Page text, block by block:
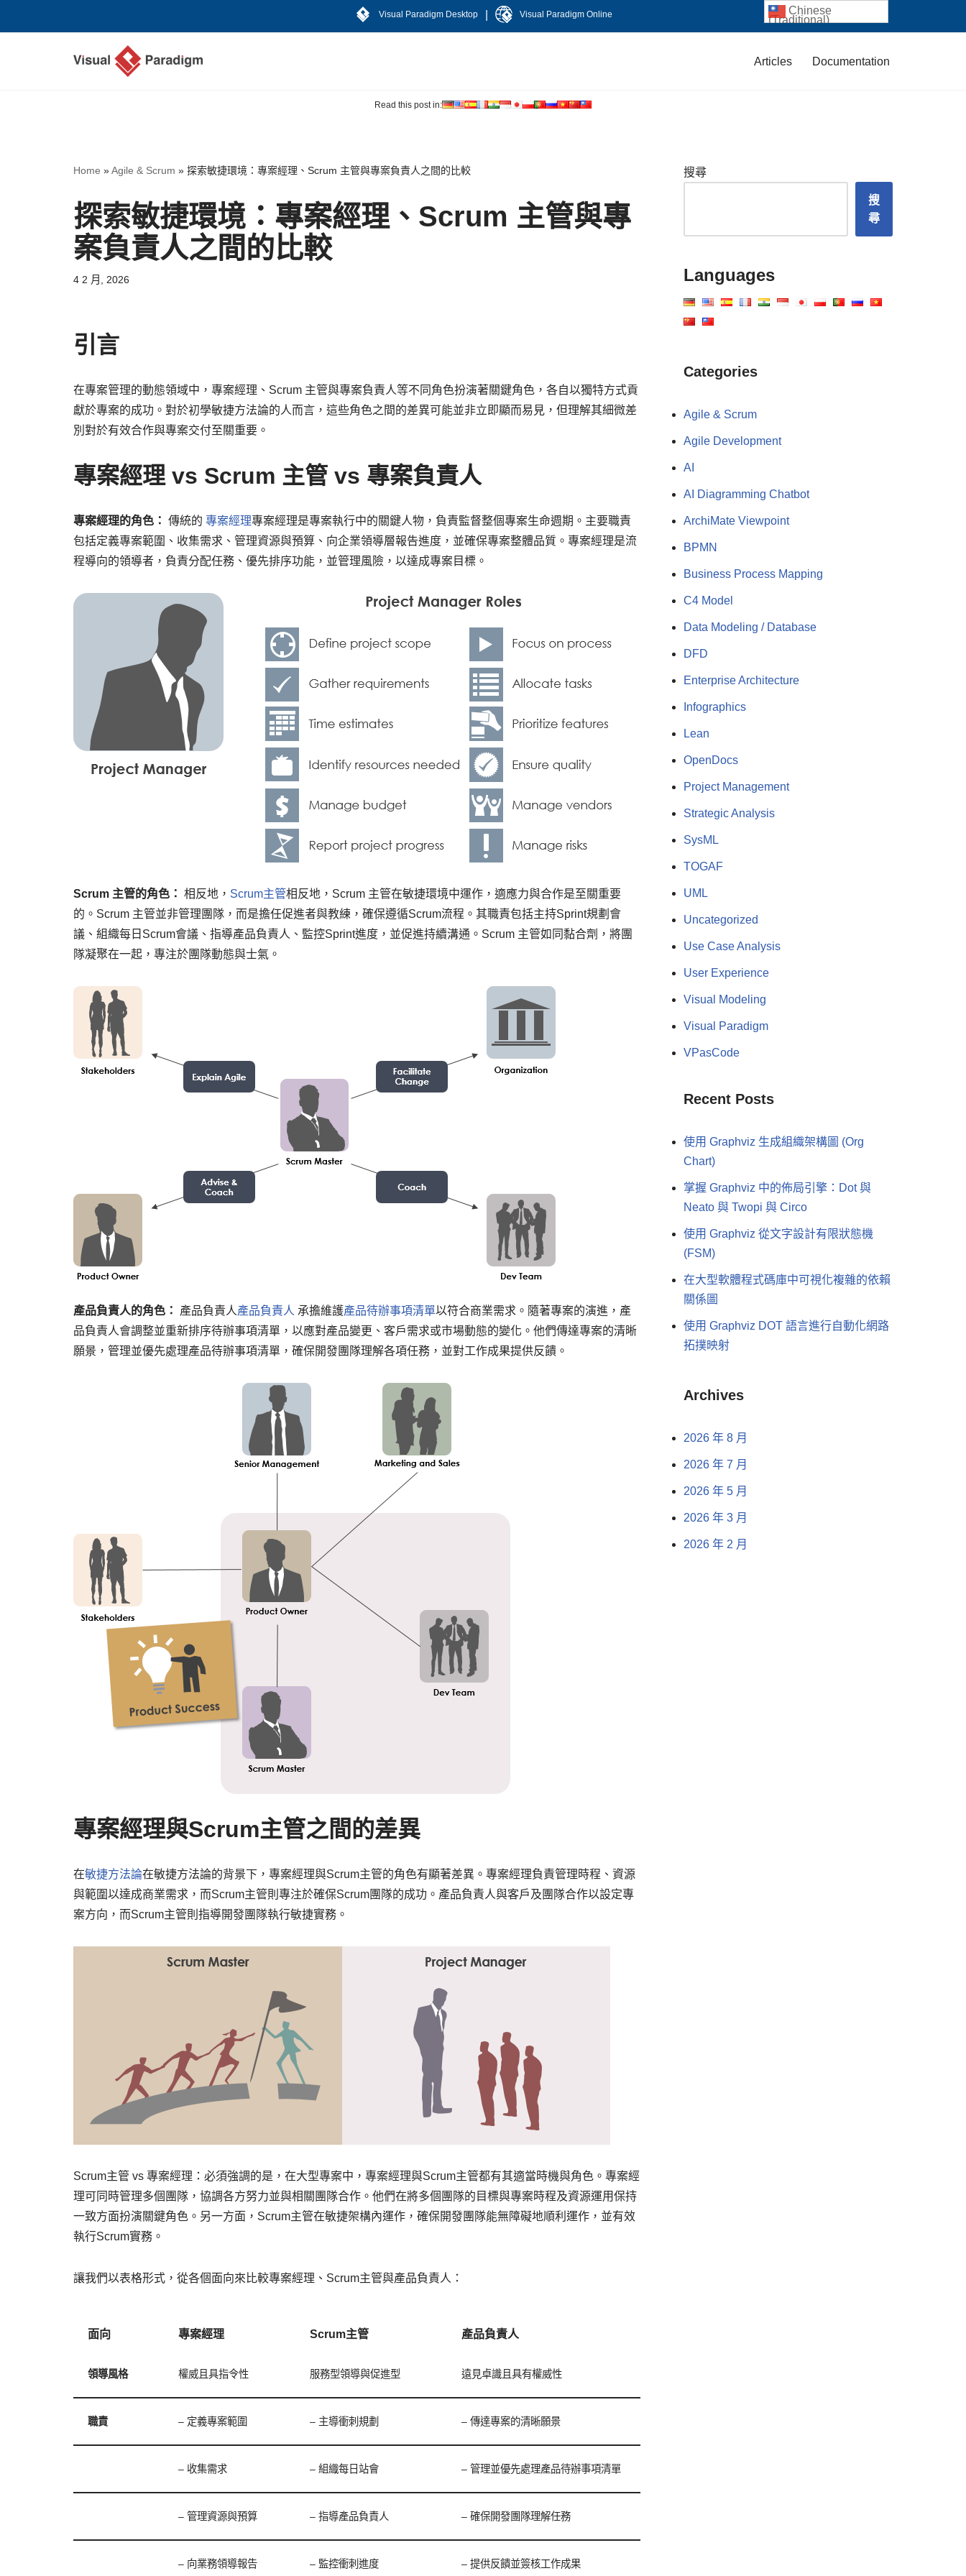
Visual Paradigm Desktop Visual Paradigm Online
Articles Documentation
Read this post in:
Home »Agile & Scrum » 探索敏捷環境：專案經理、Scrum 主管與專案負責人之間的比較
探索敏捷環境：專案經理、Scrum 主管與專
案負責人之間的比較
4 2 月, 2026
引言
在專案管理的動態領域中，專案經理、Scrum 主管與專案負責人等不同角色扮演著關鍵角色，各自以獨特方式貢
獻於專案的成功。對於初學敏捷方法論的人而言，這些角色之間的差異可能並非立即顯而易見，但理解其細微差
別對於有效合作與專案交付至關重要。
專案經理 vs Scrum 主管 vs 專案負責人
專案經理的角色： 傳統的 專案經理專案經理是專案執行中的關鍵人物，負責監督整個專案生命週期。主要職責
包括定義專案範圍、收集需求、管理資源與預算、向企業領導層報告進度，並確保專案整體品質。專案經理是流
程導向的領導者，負責分配任務、優先排序功能，並管理風險，以達成專案目標。
Scrum 主管的角色： 相反地， Scrum主管相反地，Scrum 主管在敏捷環境中運作，適應力與合作是至關重要
的。Scrum 主管並非管理團隊，而是擔任促進者與教練，確保遵循Scrum流程。其職責包括主持Sprint規劃會
議、組織每日Scrum會議、指導產品負責人、監控Sprint進度，並促進持續溝通。Scrum 主管如同黏合劑，將團
隊凝聚在一起，專注於團隊動態與士氣。
產品負責人的角色： 產品負責人產品負責人 承擔維護產品待辦事項清單以符合商業需求。隨著專案的演進，產
品負責人會調整並重新排序待辦事項清單，以應對產品變更、客戶需求或市場動態的變化。他們傳達專案的清晰
願景，管理並優先處理產品待辦事項清單，確保開發團隊理解各項任務，並對工作成果提供反饋。
專案經理與Scrum主管之間的差異
在敏捷方法論在敏捷方法論的背景下，專案經理與Scrum主管的角色有顯著差異。專案經理負責管理時程、資源
與範圍以達成商業需求，而Scrum主管則專注於確保Scrum團隊的成功。產品負責人與客戶及團隊合作以設定專
案方向，而Scrum主管則指導開發團隊執行敏捷實務。
Scrum主管 vs 專案經理：必須強調的是，在大型專案中，專案經理與Scrum主管都有其適當時機與角色。專案經
理可同時管理多個團隊，協調各方努力並與相關團隊合作。他們在將多個團隊的目標與專案時程及資源運用保持
一致方面扮演關鍵角色。另一方面，Scrum主管在敏捷架構內運作，確保開發團隊能無障礙地順利運作，並有效
執行Scrum實務。
讓我們以表格形式，從各個面向來比較專案經理、Scrum主管與產品負責人：
面向 專案經理 Scrum主管 產品負責人
領導風格 權威且具指令性 服務型領導與促進型 遠見卓識且具有權威性
職責 – 定義專案範圍 – 主導衝刺規劃 – 傳達專案的清晰願景
– 收集需求 – 組織每日站會 – 管理並優先處理產品待辦事項清單
– 管理資源與預算 – 指導產品負責人 – 確保開發團隊理解任務
– 向業務領導報告 – 監控衝刺進度 – 提供反饋並簽核工作成果
搜尋
搜
尋
Languages
Categories
Agile & Scrum
Agile Development
AI
AI Diagramming Chatbot
ArchiMate Viewpoint
BPMN
Business Process Mapping
C4 Model
Data Modeling / Database
DFD
Enterprise Architecture
Infographics
Lean
OpenDocs
Project Management
Strategic Analysis
SysML
TOGAF
UML
Uncategorized
Use Case Analysis
User Experience
Visual Modeling
Visual Paradigm
VPasCode
Recent Posts
使用 Graphviz 生成組織架構圖 (Org
Chart)
掌握 Graphviz 中的佈局引擎：Dot 與
Neato 與 Twopi 與 Circo
使用 Graphviz 從文字設計有限狀態機
(FSM)
在大型軟體程式碼庫中可視化複雜的依賴
關係圖
使用 Graphviz DOT 語言進行自動化網路
拓撲映射
Archives
2026 年 8 月
2026 年 7 月
2026 年 5 月
2026 年 3 月
2026 年 2 月
Chinese
(Traditional)